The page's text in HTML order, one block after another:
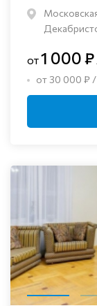
от1 000 ₽
от 30 000 ₽